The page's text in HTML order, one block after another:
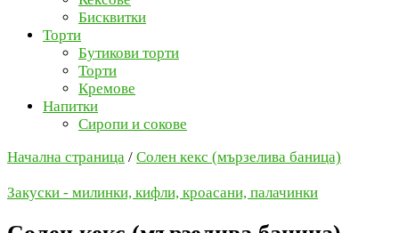
Бисквитки
Торти
Бутикови торти
Торти
Кремове
Напитки
Сиропи и сокове
Начална страница / Солен кекс (мързелива баница)
Закуски - милинки, кифли, кроасани, палачинки